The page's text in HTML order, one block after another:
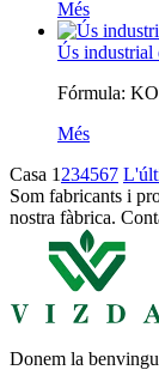
Més
Ús industrial
Fórmula:
Més
Casa 1 234567
Som fabricants i
nostra fàbrica.
Donem la